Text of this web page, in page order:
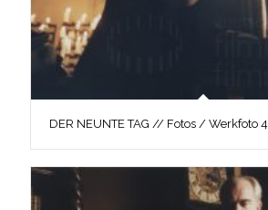
DER NEUNTE TAG // Fotos / Werkfoto 4